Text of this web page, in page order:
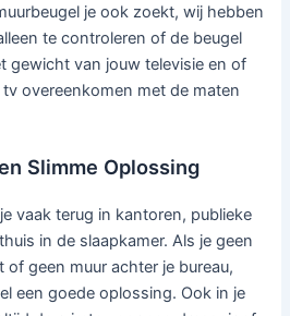
je ook zoekt, wij hebben
te controleren of de beugel
gewicht van jouw televisie en of
overeenkomen met de maten
Slimme Oplossing
vaak terug in kantoren, publieke
in de slaapkamer. Als je geen
of geen muur achter je bureau,
een goede oplossing. Ook in je